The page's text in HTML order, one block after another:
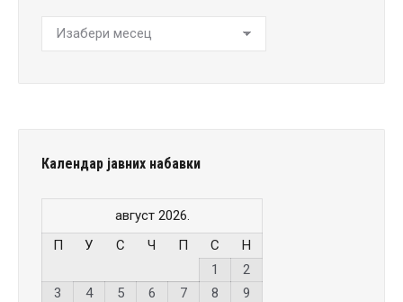
Архива
јавних
Календар јавних набавки
август 2026.
П
У С Ч П С
Н
1
2
3
4 5 6 7 8
9